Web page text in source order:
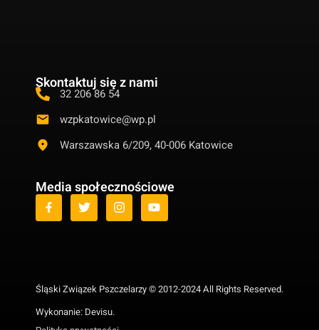
Skontaktuj się z nami
32 206 86 54
wzpkatowice@wp.pl
Warszawska 6/209, 40-006 Katowice
Media społecznościowe
Śląski Związek Pszczelarzy © 2012-2024 All Rights Reserved.
Wykonanie: Devisu.